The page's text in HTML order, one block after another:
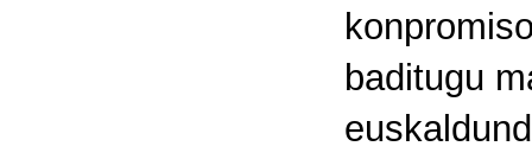
baditugu